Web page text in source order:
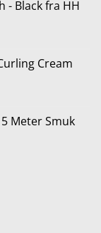
- Black fra HH
Cream
Meter Smuk